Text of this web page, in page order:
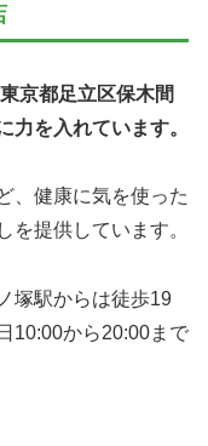
京都足立区保木間
力を入れています。
、健康に気を使った
を提供しています。
塚駅からは徒歩19
10:00から20:00まで